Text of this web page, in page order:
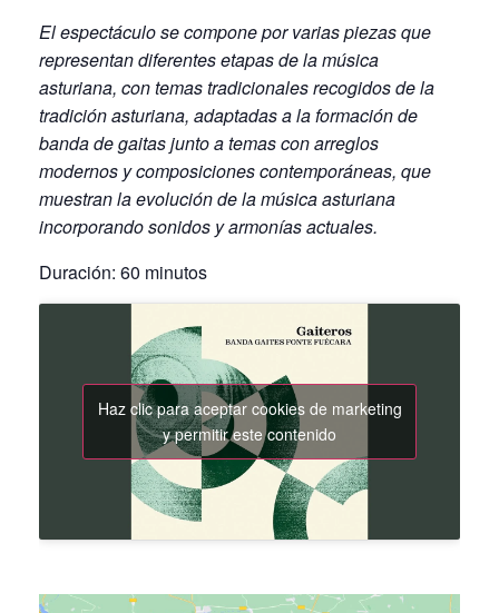
El espectáculo se compone por varias piezas que
representan diferentes etapas de la música
asturiana, con temas tradicionales recogidos de la
tradición asturiana, adaptadas a la formación de
banda de gaitas junto a temas con arreglos
modernos y composiciones contemporáneas, que
muestran la evolución de la música asturiana
incorporando sonidos y armonías actuales.
Duración: 60 minutos
Haz clic para aceptar cookies de marketing
y permitir este contenido